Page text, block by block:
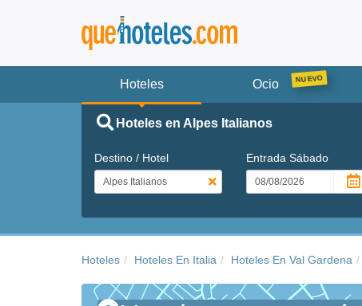
Hoteles Ocio
Hoteles en Alpes Italianos
Destino / Hotel Entrada Sábado
Hoteles Hoteles En Italia Hoteles En Val Gardena